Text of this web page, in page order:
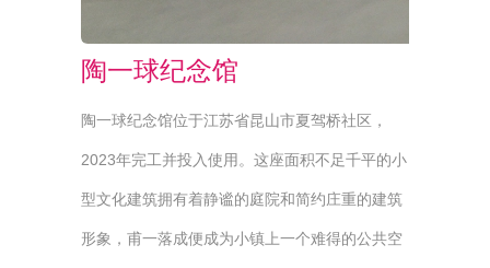
陶一球纪念馆
陶一球纪念馆位于江苏省昆山市夏驾桥社区，
2023年完工并投入使用。这座面积不足千平的小
型文化建筑拥有着静谧的庭院和简约庄重的建筑
形象，甫一落成便成为小镇上一个难得的公共空